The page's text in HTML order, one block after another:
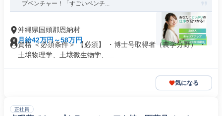
プベンチャー！「すごいベンチ...
沖縄県国頭郡恩納村
月給42万円～58万円
資格 ＜必須条件＞ 【必須】 ・博士号取得者（農学分野） ・
土壌物理学、土壌微生物学、...
気になる
正社員